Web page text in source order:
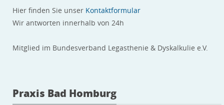
e
s
l
Hier finden Sie unser Kontaktformular
Wir antworten innerhalb von 24h
Mitglied im Bundesverband Legasthenie & Dyskalkulie e.V.
Praxis Bad Homburg